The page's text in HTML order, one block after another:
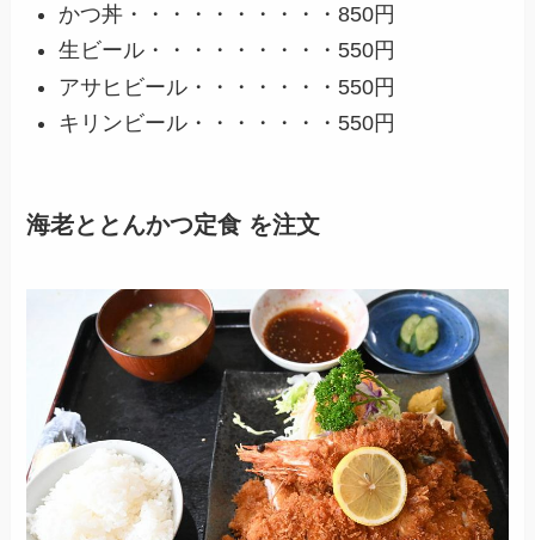
かつ丼・・・・・・・・・・850円
生ビール・・・・・・・・・550円
アサヒビール・・・・・・・550円
キリンビール・・・・・・・550円
海老ととんかつ定食 を注文